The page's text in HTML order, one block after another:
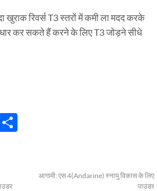
खुराक रिवर्स T3 स्तरों में कमी ला मदद करके
कर सकते हैं करने के लिए T3 जोड़ने सीधे
आगामी: एस 4(Andarine) स्नायु विकास के लिए
पाउडर